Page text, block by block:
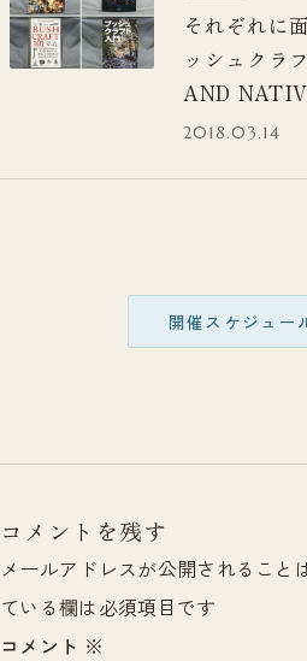
それぞれに
ッシュクラ
AND
2018.03.14
開催スケジュー
コメントを残す
メールアドレスが公開されること
ている欄は必須項目です
コメント ※